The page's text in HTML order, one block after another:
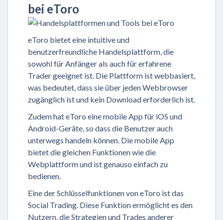
bei eToro
eToro bietet eine intuitive und
benutzerfreundliche Handelsplattform, die
sowohl für Anfänger als auch für erfahrene
Trader geeignet ist. Die Plattform ist webbasiert,
was bedeutet, dass sie über jeden Webbrowser
zugänglich ist und kein Download erforderlich ist.
Zudem hat eToro eine mobile App für iOS und
Android-Geräte, so dass die Benutzer auch
unterwegs handeln können. Die mobile App
bietet die gleichen Funktionen wie die
Webplattform und ist genauso einfach zu
bedienen.
Eine der Schlüsselfunktionen von eToro ist das
Social Trading. Diese Funktion ermöglicht es den
Nutzern, die Strategien und Trades anderer